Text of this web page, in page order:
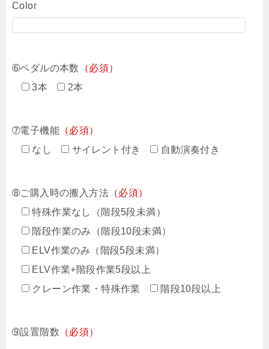
Color
➅ペダルの本数
（必須）
3本
2本
➆電子機能 （必須）
なし
サイレント付き 自動演奏付き
➇ご購入時の搬入方法 （必須）
特殊作業なし（階段5段未満）
階段作業のみ（階段10段未満）
ELV作業のみ（階段5段未満）
ELV作業+階段作業5段以上
クレーン作業・特殊作業
階段10段以上
➈設置階数 （必須）